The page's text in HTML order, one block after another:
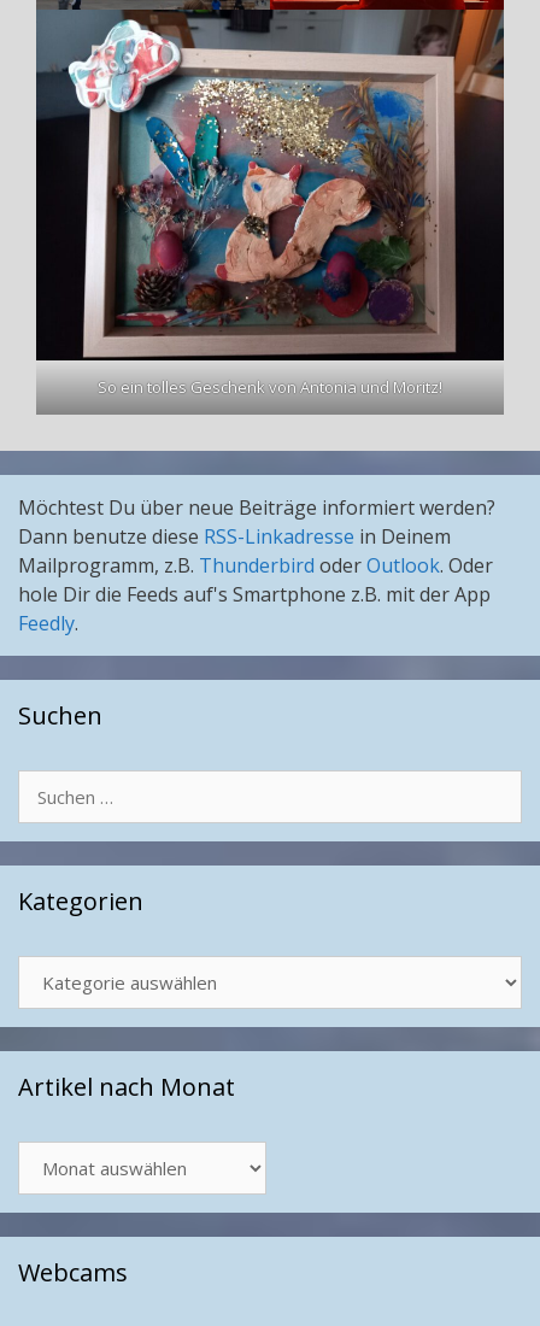
So ein tolles Geschenk von Antonia und Moritz!
Möchtest Du über neue Beiträge informiert werden?
Dann benutze diese RSS-Linkadresse in Deinem
Mailprogramm, z.B. Thunderbird oderOutlook. Oder
hole Dir die Feeds auf's Smartphone z.B. mit der App
Feedly.
Suchen
nach:
Kategorien
Artikel nach Monat
nach
Monat
Webcams